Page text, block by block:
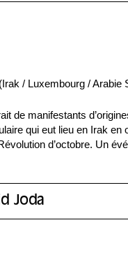
/ Luxembourg / Arabie
de manifestants
qui eut lieu en Irak
d’octobre. Un
Joda